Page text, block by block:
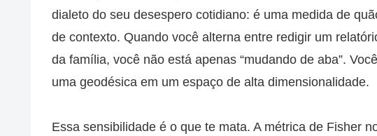
dialeto do seu desespero cotidiano: é uma medida de
de contexto. Quando você alterna entre redigir um
da família, você não está apenas “mudando de aba”.
uma geodésica em um espaço de alta dimensionalidade.
Essa sensibilidade é o que te mata. A métrica de Fisher